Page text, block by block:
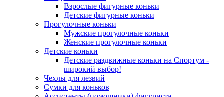
Взрослые фигурные коньки
Детские фигурные коньки
Прогулочные коньки
Мужские прогулочные коньки
Женские прогулочные коньки
Детские коньки
Детские раздвижные коньки на Спортум -
широкий выбор!
Чехлы для лезвий
Сумки для коньков